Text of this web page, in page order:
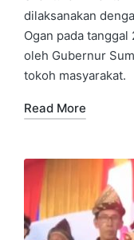
dilaksanakan
Ogan pada
oleh Gubernur
tokoh masyarakat.
Read More